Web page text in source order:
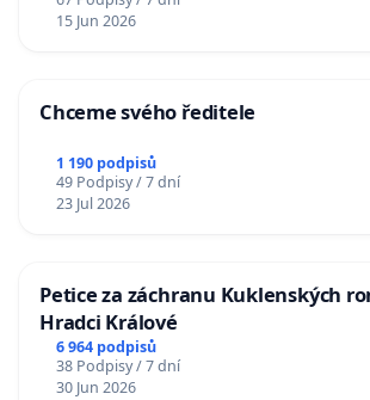
15 Jun 2026
Chceme svého ředitele
1 190 podpisů
49 Podpisy / 7 dní
23 Jul 2026
Petice za záchranu Kuklenských
Hradci Králové
6 964 podpisů
38 Podpisy / 7 dní
30 Jun 2026